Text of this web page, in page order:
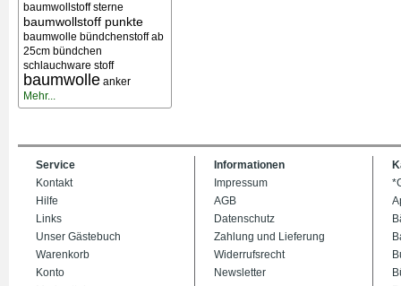
baumwollstoff sterne
baumwollstoff punkte
baumwolle bündchenstoff ab
25cm bündchen
schlauchware stoff
baumwolle anker
Mehr...
Service
Kontakt
Hilfe
Links
Unser Gästebuch
Warenkorb
Konto
Informationen
Impressum
AGB
Datenschutz
Zahlung und Lieferung
Widerrufsrecht
Newsletter